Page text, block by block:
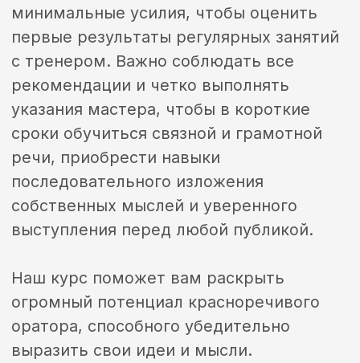
Заявка
ОСТАВЬТЕ ЗАЯВКУ И МЫ
ОТВЕТИМ НА ВСЕ ВАШИ
ВОПРОСЫ
перезвоним в ближайшее
время